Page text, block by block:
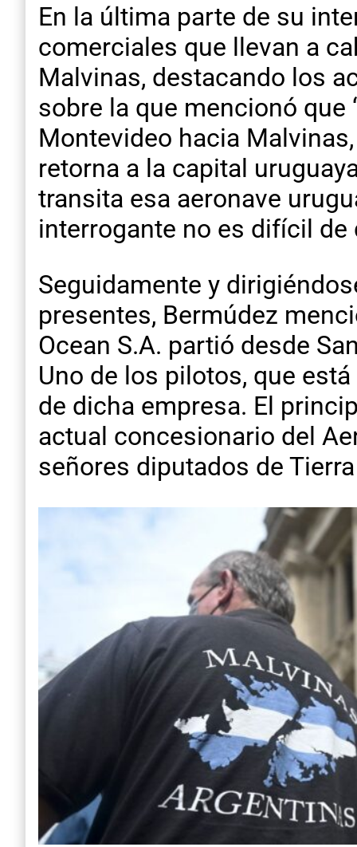
En la última parte de su
comerciales que llevan a
Malvinas, destacando los
sobre la que mencionó
Montevideo hacia
retorna a la capital
transita esa aeronave
interrogante no es difícil
Seguidamente y
presentes, Bermúdez
Ocean S.A. partió desde
Uno de los pilotos, que
de dicha empresa. El
actual concesionario del
señores diputados de